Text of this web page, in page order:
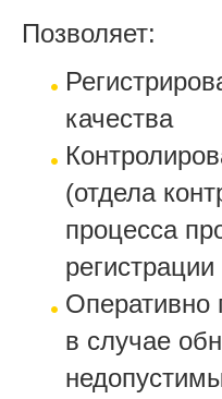
Позволяет:
качества
(отдела
процесса
Оперативно
в случае